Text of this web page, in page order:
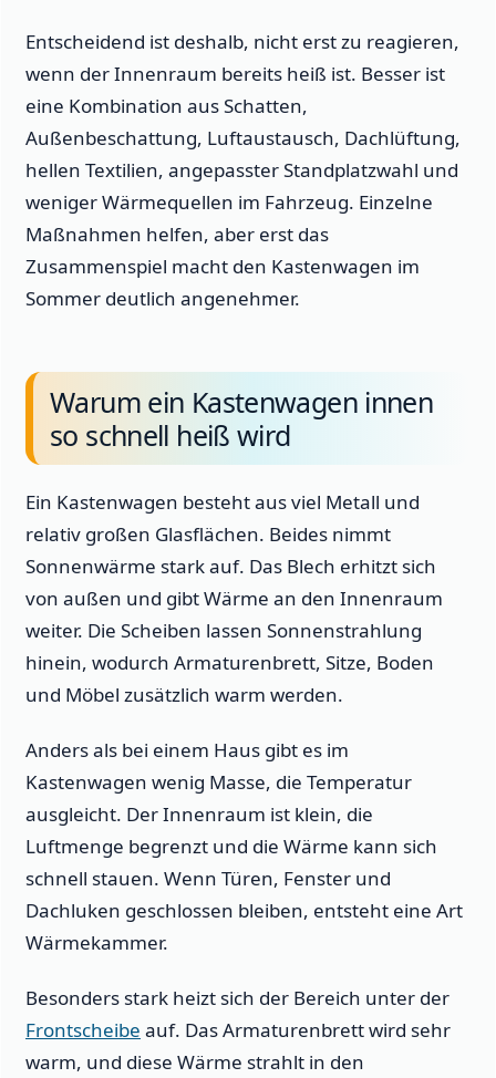
Entscheidend ist deshalb, nicht erst zu reagieren,
wenn der Innenraum bereits heiß ist. Besser ist
eine Kombination aus Schatten,
Außenbeschattung, Luftaustausch, Dachlüftung,
hellen Textilien, angepasster Standplatzwahl und
weniger Wärmequellen im Fahrzeug. Einzelne
Maßnahmen helfen, aber erst das
Zusammenspiel macht den Kastenwagen im
Sommer deutlich angenehmer.
Warum ein Kastenwagen innen
so schnell heiß wird
Ein Kastenwagen besteht aus viel Metall und
relativ großen Glasflächen. Beides nimmt
Sonnenwärme stark auf. Das Blech erhitzt sich
von außen und gibt Wärme an den Innenraum
weiter. Die Scheiben lassen Sonnenstrahlung
hinein, wodurch Armaturenbrett, Sitze, Boden
und Möbel zusätzlich warm werden.
Anders als bei einem Haus gibt es im
Kastenwagen wenig Masse, die Temperatur
ausgleicht. Der Innenraum ist klein, die
Luftmenge begrenzt und die Wärme kann sich
schnell stauen. Wenn Türen, Fenster und
Dachluken geschlossen bleiben, entsteht eine Art
Wärmekammer.
Besonders stark heizt sich der Bereich unter der
Frontscheibe auf. Das Armaturenbrett wird sehr
warm, und diese Wärme strahlt in den